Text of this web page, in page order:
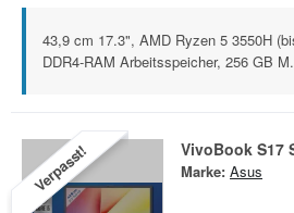
43,9 cm 17.3", AMD Ryzen 5 3550H
DDR4-RAM Arbeitsspeicher, 256 GB
Verpasst! VivoBook S17
Marke: Asus